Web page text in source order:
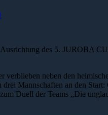
des 5. JUROBA
neben den
Mannschaften an den
Duell der Teams „Die